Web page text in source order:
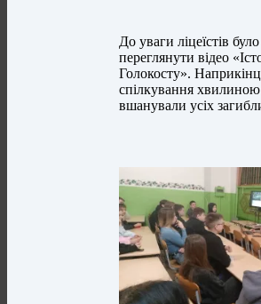
До уваги ліцеїстів
переглянути відео
Голокосту».
спілкування хвилиною
вшанували усіх